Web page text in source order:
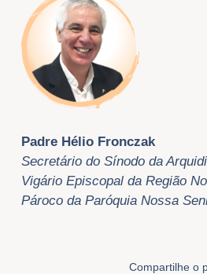
Padre Hélio Fronczak
Secretário do Sínodo da
Vigário Episcopal da Região
Pároco da Paróquia Nossa
Compartilhe o